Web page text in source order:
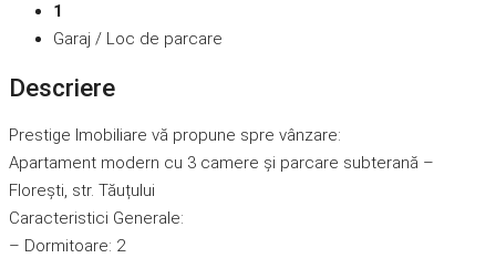
1
Garaj / Loc de parcare
Descriere
Prestige Imobiliare vă propune spre vânzare:
Apartament modern cu 3 camere și parcare subterană –
Florești, str. Tăuțului
Caracteristici Generale:
– Dormitoare: 2